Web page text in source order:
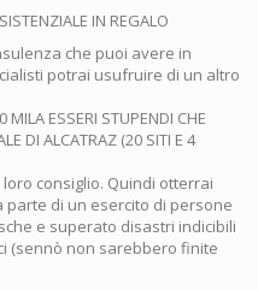
IN REGALO
che puoi avere in
potrai usufruire di un altro
MILA ESSERI STUPENDI CHE
DI ALCATRAZ (20 SITI E 4
consiglio. Quindi otterrai
parte di un esercito di persone
e superato disastri indicibili
(sennò non sarebbero finite